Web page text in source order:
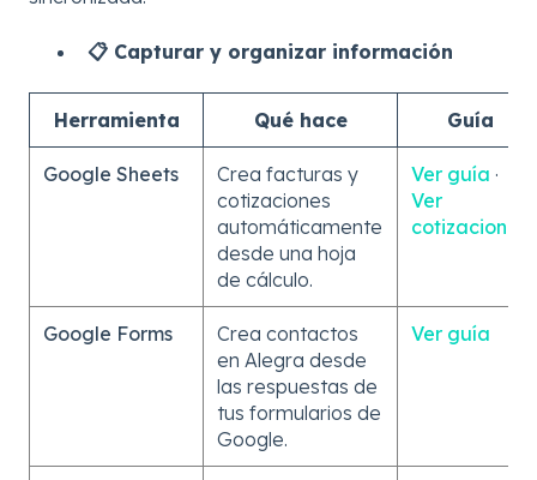
📋 Capturar y organizar información
Herramienta Qué hace Guía
Google Sheets
Crea facturas y
cotizaciones
automáticamente
desde una hoja
de cálculo.
Ver guía ·
Ver
cotizaciones
Google Forms
Crea contactos
en Alegra desde
las respuestas de
tus formularios de
Google.
Ver guía